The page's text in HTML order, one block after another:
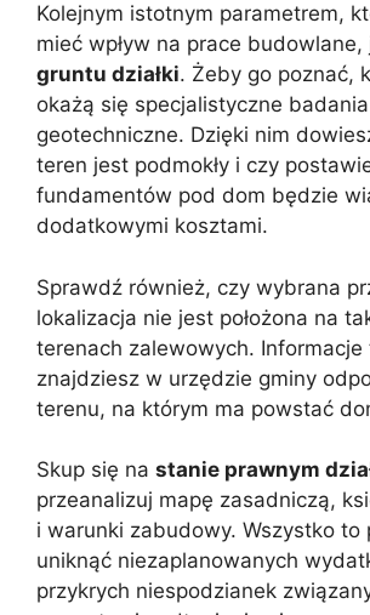
Kolejnym istotnym parametrem,
mieć wpływ na prace budowlane,
gruntu działki. Żeby go poznać,
okażą się specjalistyczne badania
geotechniczne. Dzięki nim
teren jest podmokły i czy
fundamentów pod dom będzie
dodatkowymi kosztami.
Sprawdź również, czy wybrana
lokalizacja nie jest położona na
terenach zalewowych. Informacje
znajdziesz w urzędzie gminy
terenu, na którym ma powstać
Skup się na stanie prawnym
przeanalizuj mapę zasadniczą,
i warunki zabudowy. Wszystko to
uniknąć niezaplanowanych
przykrych niespodzianek